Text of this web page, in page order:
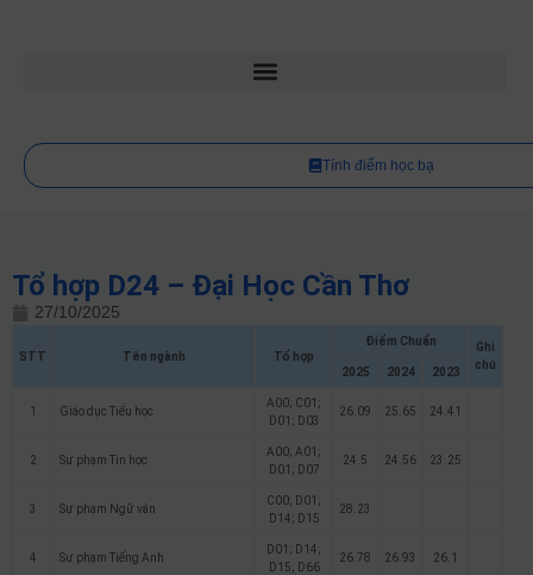
Tính điểm học bạ
Tổ hợp D24 – Đại Học Cần Thơ
27/10/2025
STT Tên ngành Tổ hợp
Điểm Chuẩn
Ghi
chú
2025 2024 2023
1 Giáo dục Tiểu học
A00; C01;
D01; D03
26.09 25.65 24.41
2 Sư phạm Tin học
A00; A01;
D01; D07
24.5 24.56 23.25
3 Sư phạm Ngữ văn
C00; D01;
D14; D15
28.23
4 Sư phạm Tiếng Anh
D01; D14;
D15; D66
26.78 26.93 26.1